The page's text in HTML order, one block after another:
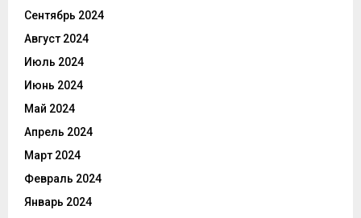
Сентябрь 2024
Август 2024
Июль 2024
Июнь 2024
Май 2024
Апрель 2024
Март 2024
Февраль 2024
Январь 2024